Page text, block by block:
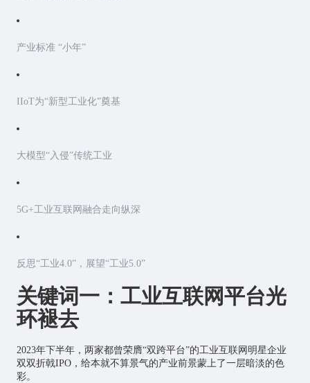
产业标准 “小年”
IIoT为“新型工业化”奠基
大模型“入侵”传统工业
5G+工业互联网融合走向纵深
反思“工业4.0”，展望“工业5.0”
关键词一：工业互联网平台光
环褪去
2023年下半年，两家都曾荣膺“双跨平台”的工业互联网明星企业
双双折戟IPO，给本就不算景气的产业前景蒙上了一层暗淡的色
彩。